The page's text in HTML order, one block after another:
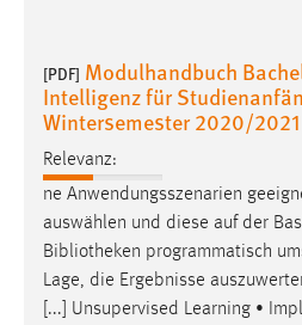
[PDF] Modulhandbuch
Intelligenz für
Wintersemester 2020/2021
Relevanz:
ne Anwendungsszenarien
auswählen und diese auf der
Bibliotheken programmatisch
Lage, die Ergebnisse
[...] Unsupervised Learning •